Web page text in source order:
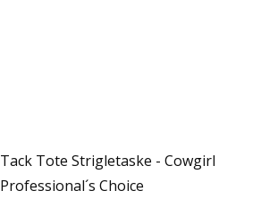
Tack Tote Strigletaske - Cowgirl
Professional´s Choice